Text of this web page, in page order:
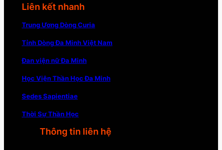
Liên kết nhanh
Trung Ương Dòng Curia
Tỉnh Dòng Đa Minh Việt Nam
Đan viện nữ Đa Minh
Học Viện Thần Học Đa Minh
Sedes Sapientiae
Thời Sự Thần Học
Thông tin liên hệ